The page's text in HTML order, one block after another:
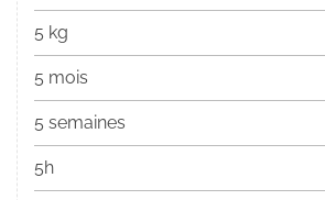
5 kg
5 mois
5 semaines
5h